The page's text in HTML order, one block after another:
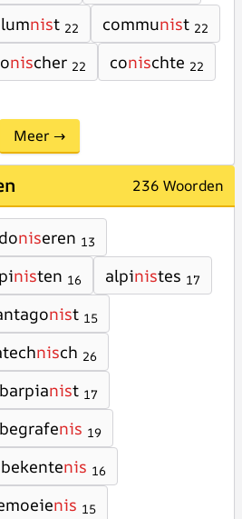
nist 22 communist 22
nischer 22 conischte 22
Meer →
236 Woorden
niseren 13
nisten 16 alpinistes 17
nist 15
nisch 26
barpianist 17
begrafenis 19
bekentenis 16
nis 15